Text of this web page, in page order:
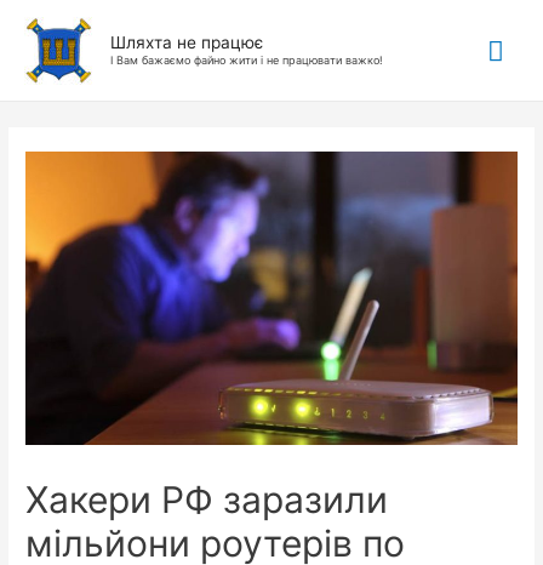
Шляхта не працює
І Вам бажаємо файно жити і не працювати важко!
Хакери РФ заразили
мільйони роутерів по